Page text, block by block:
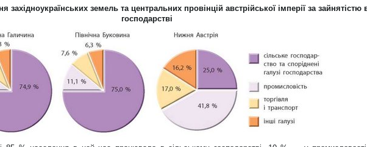
західноукраїнських земель та центральних провінцій австрійської імперії за зайнятістю
господарстві